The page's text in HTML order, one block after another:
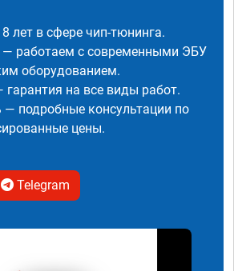
лет в сфере чип-тюнинга.
— работаем с современными ЭБУ
оборудованием.
на все виды работ.
— подробные консультации по
цены.
Telegram